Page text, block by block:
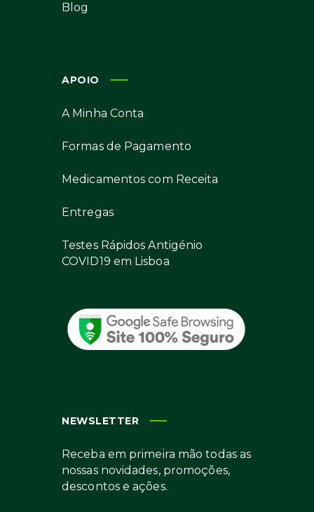
Blog
APOIO
A Minha Conta
Formas de Pagamento
Medicamentos com Receita
Entregas
Testes Rápidos Antigénio
COVID19 em Lisboa
NEWSLETTER
Receba em primeira mão todas as
nossas novidades, promoções,
descontos e ações.